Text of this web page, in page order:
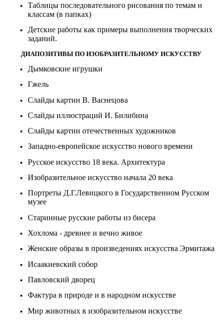
Таблицы последовательного рисования по темам и
классам (в папках)
Детские работы как примеры выполнения творческих
заданий.
ДИАПОЗИТИВЫ ПО ИЗОБРАЗИТЕЛЬНОМУ ИСКУССТВУ
Дымковские игрушки
Гжель
Слайды картин В. Васнецова
Слайды иллюстраций И. Билибина
Слайды картин отечественных художников
Западно-европейское искусство нового времени
Русское искусство 18 века. Архитектура
Изобразительное искусство начала 20 века
Портреты Д.Г.Левицкого в Государственном Русском
музее
Старинные русские работы из бисера
Хохлома - древнее и вечно живое
Женские образы в произведениях искусства Эрмитажа
Исаакиевский собор
Павловский дворец
Фактура в природе и в народном искусстве
Мир животных в изобразительном искусстве